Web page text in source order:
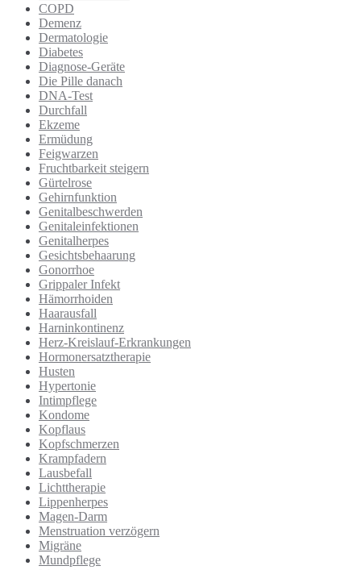
COPD
Demenz
Dermatologie
Diabetes
Diagnose-Geräte
Die Pille danach
DNA-Test
Durchfall
Ekzeme
Ermüdung
Feigwarzen
Fruchtbarkeit steigern
Gürtelrose
Gehirnfunktion
Genitalbeschwerden
Genitaleinfektionen
Genitalherpes
Gesichtsbehaarung
Gonorrhoe
Grippaler Infekt
Hämorrhoiden
Haarausfall
Harninkontinenz
Herz-Kreislauf-Erkrankungen
Hormonersatztherapie
Husten
Hypertonie
Intimpflege
Kondome
Kopflaus
Kopfschmerzen
Krampfadern
Lausbefall
Lichttherapie
Lippenherpes
Magen-Darm
Menstruation verzögern
Migräne
Mundpflege